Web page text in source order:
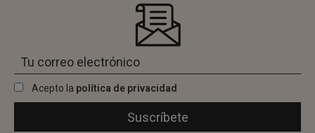
Acepto la política de privacidad